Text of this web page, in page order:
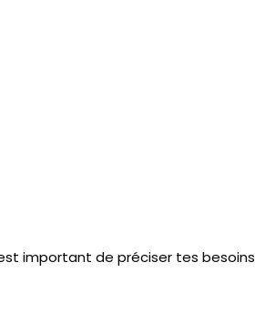
important de préciser tes besoins